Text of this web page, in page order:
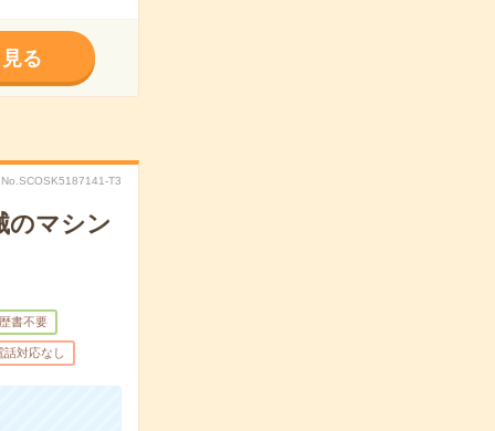
る
No.SCOSK5187141-T3
のマシン
書不要
話対応なし